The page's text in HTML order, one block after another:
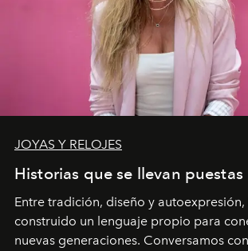
JOYAS Y RELOJES
Historias que se llevan puestas
Entre tradición, diseño y autoexpresión,
construido un lenguaje propio para
nuevas generaciones. Conversamos